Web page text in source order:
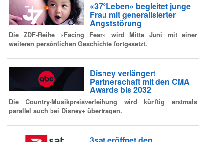
«37°Leben» begleitet junge
Frau mit generalisierter
Angststörung
Die ZDF-Reihe «Facing Fear» wird Mitte Juni mit einer
weiteren persönlichen Geschichte fortgesetzt.
Disney verlängert
Partnerschaft mit den CMA
Awards bis 2032
Die Country-Musikpreisverleihung wird künftig erstmals
parallel auch bei Disney+ übertragen.